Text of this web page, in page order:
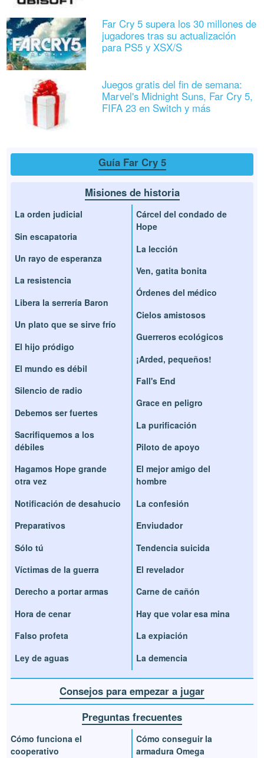
Far Cry 5 supera los 30 millones de
jugadores tras su actualización
para PS5 y XSX/S
Juegos gratis del fin de semana:
Marvel's Midnight Suns, Far Cry 5,
FIFA 23 en Switch y más
Guía Far Cry 5
Misiones de historia
La orden judicial
Sin escapatoria
Un rayo de esperanza
La resistencia
Libera la serrería Baron
Un plato que se sirve frío
El hijo pródigo
El mundo es débil
Silencio de radio
Debemos ser fuertes
Sacrifiquemos a los
débiles
Hagamos Hope grande
otra vez
Notificación de desahucio
Preparativos
Sólo tú
Víctimas de la guerra
Derecho a portar armas
Hora de cenar
Falso profeta
Ley de aguas
Cárcel del condado de
Hope
La lección
Ven, gatita bonita
Órdenes del médico
Cielos amistosos
Guerreros ecológicos
¡Arded, pequeños!
Fall's End
Grace en peligro
La purificación
Piloto de apoyo
El mejor amigo del
hombre
La confesión
Enviudador
Tendencia suicida
El revelador
Carne de cañón
Hay que volar esa mina
La expiación
La demencia
Consejos para empezar a jugar
Preguntas frecuentes
Cómo funciona el
cooperativo
Cómo conseguir la
armadura Omega